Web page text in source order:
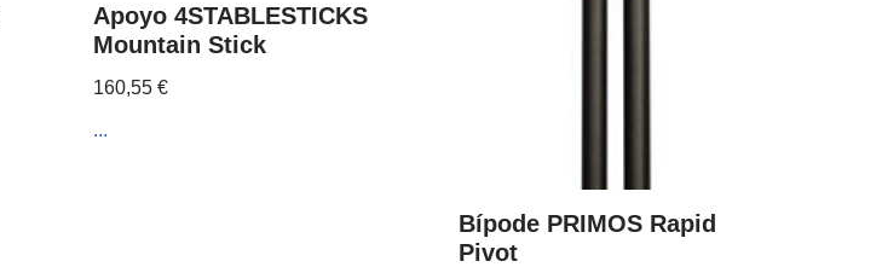
Apoyo 4STABLESTICKS
Mountain Stick
160,55 €
...
Bípode PRIMOS Rapid
Pivot